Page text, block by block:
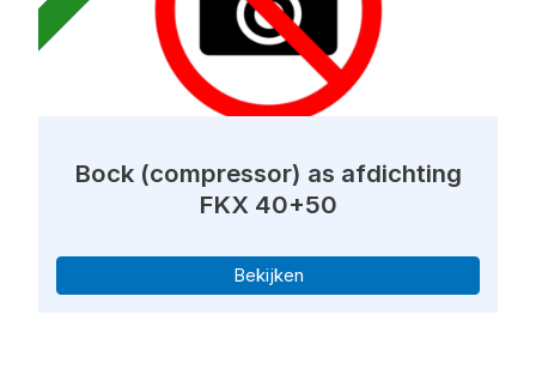
Bock (compressor) as afdichting
FKX 40+50
Bekijken